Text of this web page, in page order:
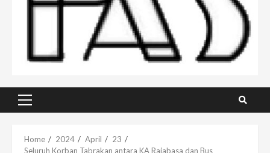
Primary
Home 2024 April
23
Seluruh Korban Tabrakan antara KA Rajabasa dan Bus